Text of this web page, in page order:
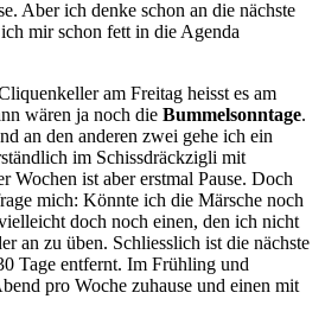
Aber ich denke schon an die nächste
mir schon fett in die Agenda
am Freitag heisst es am
wären ja noch die Bummelsonntage.
an den anderen zwei gehe ich ein
im Schissdräckzigli mit
Wochen ist aber erstmal Pause. Doch
mich: Könnte ich die Märsche noch
doch noch einen, den ich nicht
an zu üben. Schliesslich ist die nächste
Tage entfernt. Im Frühling und
pro Woche zuhause und einen mit